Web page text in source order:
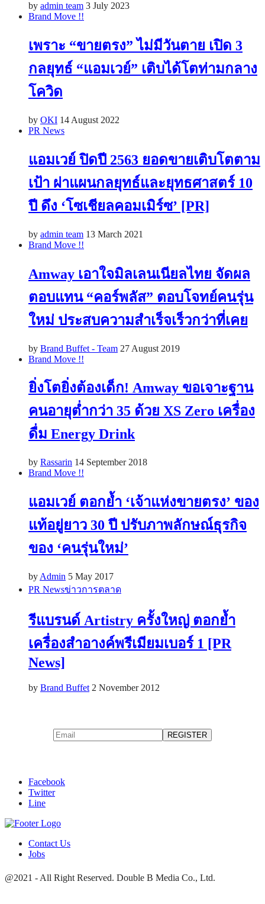
by admin team 3 July 2023
Brand Move !!
เพราะ “ขายตรง” ไม่มีวันตาย เปิด 3
กลยุทธ์ “แอมเวย์” เติบได้โตท่ามกลาง
โควิด
by OKI 14 August 2022
PR News
แอมเวย์ ปิดปี 2563 ยอดขายเติบโตตาม
เป้า ผ่าแผนกลยุทธ์และยุทธศาสตร์ 10
ปี ดึง ‘โซเชียลคอมเมิร์ซ’ [PR]
by admin team 13 March 2021
Brand Move !!
Amway เอาใจมิลเลนเนียลไทย จัดผล
ตอบแทน “คอร์พลัส” ตอบโจทย์คนรุ่น
ใหม่ ประสบความสำเร็จเร็วกว่าที่เคย
by Brand Buffet - Team 27 August 2019
Brand Move !!
ยิ่งโตยิ่งต้องเด็ก! Amway ขอเจาะฐาน
คนอายุต่ำกว่า 35 ด้วย XS Zero เครื่อง
ดื่ม Energy Drink
by Rassarin 14 September 2018
Brand Move !!
แอมเวย์ ตอกย้ำ ‘เจ้าแห่งขายตรง’ ของ
แท้อยู่ยาว 30 ปี ปรับภาพลักษณ์ธุรกิจ
ของ ‘คนรุ่นใหม่’
by Admin 5 May 2017
PR Newsข่าวการตลาด
รีแบรนด์ Artistry ครั้งใหญ่ ตอกย้ำ
เครื่องสำอางค์พรีเมียมเบอร์ 1 [PR
News]
by Brand Buffet 2 November 2012
Facebook
Twitter
Line
Contact Us
Jobs
@2021 - All Right Reserved. Double B Media Co., Ltd.